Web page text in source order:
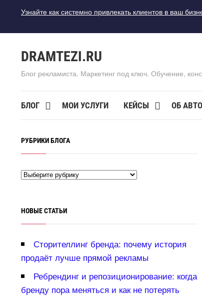
Узнайте как системно привлекать клиентов в ваш
DRAMTEZI.RU
Блог рекламиста. Маркетинг под ключ. Обучение,
БЛОГ МОИ УСЛУГИ КЕЙСЫ ОБ
РУБРИКИ БЛОГА
НОВЫЕ СТАТЬИ
Сторителлинг бренда: почему история
продаёт лучше прямой рекламы
Ребрендинг и репозиционирование: когда
ренду пора меняться и как не потерять